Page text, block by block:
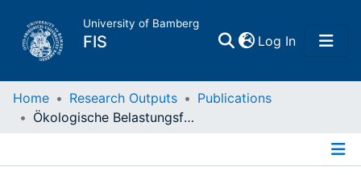
University of Bamberg
FIS Log In(current)
Home
Home Research Outputs
Publications
Ökologische Belastungsfaktoren, Persönlichkeitsvariablen und Erziehungsstil als Determinanten sozialer Scheu bei Kindern